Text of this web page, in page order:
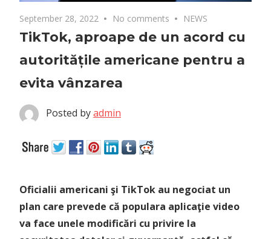
September 28, 2022 No comments NEWS
TikTok, aproape de un acord cu
autoritățile americane pentru a
evita vânzarea
Posted byadmin
Oficialii americani şi TikTok au negociat un
plan care prevede că populara aplicaţie video
va face unele modificări cu privire la